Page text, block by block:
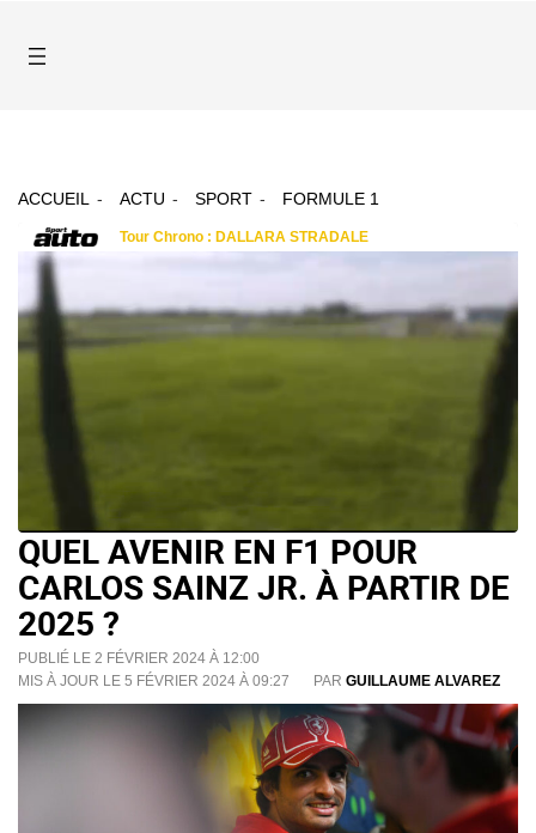
ACCUEIL ACTU SPORT FORMULE 1
QUEL AVENIR EN F1 POUR
CARLOS SAINZ JR. À PARTIR DE
2025 ?
PUBLIÉ LE 2 FÉVRIER 2024 À 12:00
MIS À JOUR LE 5 FÉVRIER 2024 À 09:27
PAR GUILLAUME ALVAREZ